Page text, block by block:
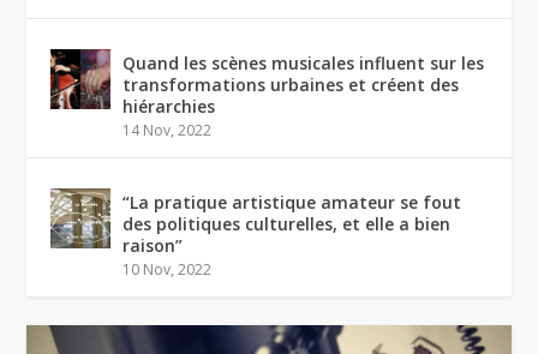
Quand les scènes musicales influent sur les
transformations urbaines et créent des
hiérarchies
14 Nov, 2022
“La pratique artistique amateur se fout
des politiques culturelles, et elle a bien
raison”
10 Nov, 2022